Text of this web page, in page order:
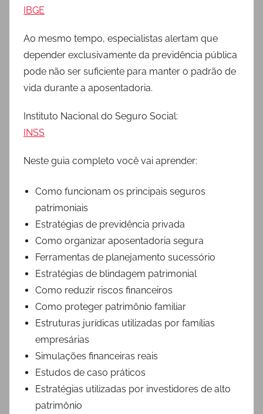
IBGE
Ao mesmo tempo, especialistas alertam que
depender exclusivamente da previdência pública
pode não ser suficiente para manter o padrão de
vida durante a aposentadoria.
Instituto Nacional do Seguro Social:
INSS
Neste guia completo você vai aprender:
Como funcionam os principais seguros
patrimoniais
Estratégias de previdência privada
Como organizar aposentadoria segura
Ferramentas de planejamento sucessório
Estratégias de blindagem patrimonial
Como reduzir riscos financeiros
Como proteger patrimônio familiar
Estruturas jurídicas utilizadas por famílias
empresárias
Simulações financeiras reais
Estudos de caso práticos
Estratégias utilizadas por investidores de alto
patrimônio